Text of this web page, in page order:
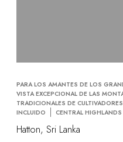
PARA LOS AMANTES DE LOS
VISTA EXCEPCIONAL DE LAS
TRADICIONALES DE
INCLUIDO
CENTRAL HIGHLANDS
Hatton, Sri Lanka